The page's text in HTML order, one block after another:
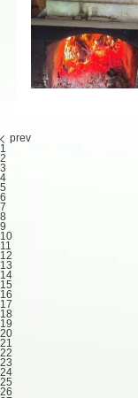
prev
1
2
3
4
5
6
7
8
9
10
11
12
13
14
15
16
17
18
19
20
21
22
23
24
25
26